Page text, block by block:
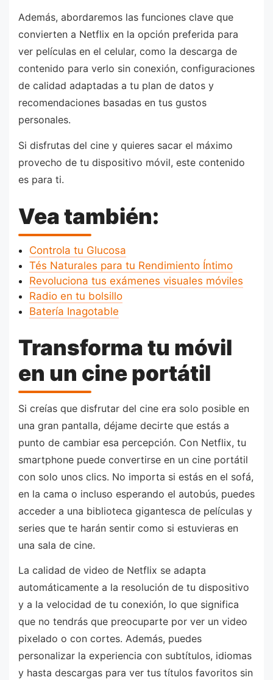
Además, abordaremos las funciones clave que
convierten a Netflix en la opción preferida para
ver películas en el celular, como la descarga de
contenido para verlo sin conexión, configuraciones
de calidad adaptadas a tu plan de datos y
recomendaciones basadas en tus gustos
personales.
Si disfrutas del cine y quieres sacar el máximo
provecho de tu dispositivo móvil, este contenido
es para ti.
Vea también:
Controla tu Glucosa
Tés Naturales para tu Rendimiento Íntimo
Revoluciona tus exámenes visuales móviles
Radio en tu bolsillo
Batería Inagotable
Transforma tu móvil
en un cine portátil
Si creías que disfrutar del cine era solo posible en
una gran pantalla, déjame decirte que estás a
punto de cambiar esa percepción. Con Netflix, tu
smartphone puede convertirse en un cine portátil
con solo unos clics. No importa si estás en el sofá,
en la cama o incluso esperando el autobús, puedes
acceder a una biblioteca gigantesca de películas y
series que te harán sentir como si estuvieras en
una sala de cine.
La calidad de video de Netflix se adapta
automáticamente a la resolución de tu dispositivo
y a la velocidad de tu conexión, lo que significa
que no tendrás que preocuparte por ver un video
pixelado o con cortes. Además, puedes
personalizar la experiencia con subtítulos, idiomas
y hasta descargas para ver tus títulos favoritos sin